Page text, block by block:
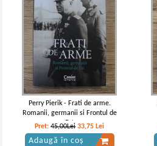
Perry Pierik - Frati de arme.
Romanii, germanii si Frontul de
Est
Pret:45,00Lei 33,75 Lei
Adaugă în coș